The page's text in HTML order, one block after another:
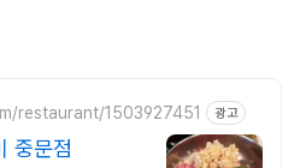
restaurant/1503927451 광고
중문점